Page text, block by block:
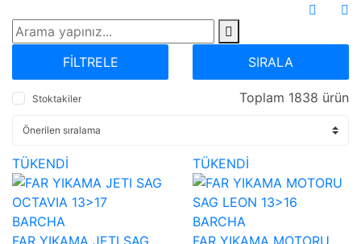
FİLTRELE SIRALA
Stoktakiler Toplam 1838 ürün
TÜKENDİ
BARCHA
FAR YIKAMA JETI SAG
TÜKENDİ
BARCHA
FAR YIKAMA MOTORU